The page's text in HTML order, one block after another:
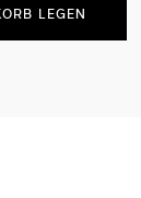
LEGEN